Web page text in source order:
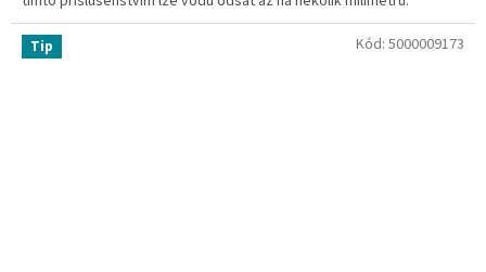
Tip Kód: 5000009173